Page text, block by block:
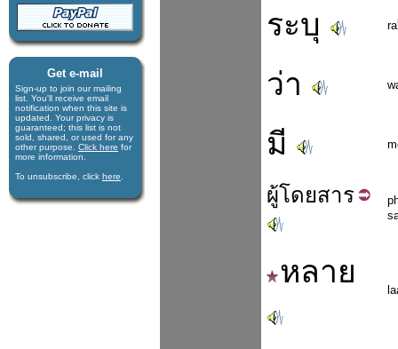
Get e-mail
Sign-up to join our mail­ing
list. You'll receive e­mail
notification when this site is
updated. Your privacy is
guaran­teed; this list is not
sold, shared, or used for any
other purpose. Click here for
more infor­mation.
To unsubscribe, click here
ระบุ ra
ว่า
มี
ผู้โดยสาร
หลาย